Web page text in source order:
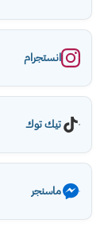
انستجرام
تيك توك
ماسنجر